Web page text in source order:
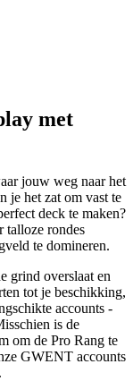
met
jouw weg naar het
je het zat om vast te
deck te maken?
talloze rondes
te domineren.
grind overslaat en
tot je beschikking,
accounts -
is de
om de Pro Rang te
GWENT accounts